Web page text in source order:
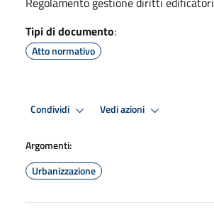
Tipi di documento:
Atto normativo
Condividi Vedi azioni
Argomenti:
Urbanizzazione